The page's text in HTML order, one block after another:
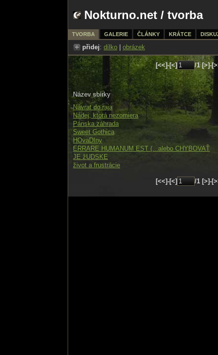
Nokturno.net / tvorba
TVORBA GALERIE ČLÁNKY KRÁTCE
přidej: dílko obrázek
[<<]-[<] /1 [>]-
Název sbírky
Návrat do raja
Nádej, ktorá nezomiera
Pánska záhrada
Sweet Gothica
HOvaDIny
ERRARE HUMANUM EST (...alebo CHYBOVAŤ
JE žUDSKE
život a frustrácie
[<<]-[<] /1 [>]-